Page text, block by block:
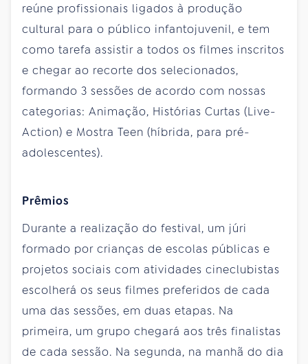
reúne profissionais ligados à produção
cultural para o público infantojuvenil, e tem
como tarefa assistir a todos os filmes inscritos
e chegar ao recorte dos selecionados,
formando 3 sessões de acordo com nossas
categorias: Animação, Histórias Curtas (Live-
Action) e Mostra Teen (híbrida, para pré-
adolescentes).
Prêmios
Durante a realização do festival, um júri
formado por crianças de escolas públicas e
projetos sociais com atividades cineclubistas
escolherá os seus filmes preferidos de cada
uma das sessões, em duas etapas. Na
primeira, um grupo chegará aos três finalistas
de cada sessão. Na segunda, na manhã do dia